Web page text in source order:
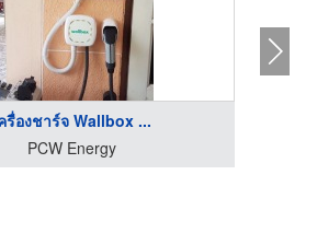
รื่องชาร์จ Wallbox ...
PCW Energy